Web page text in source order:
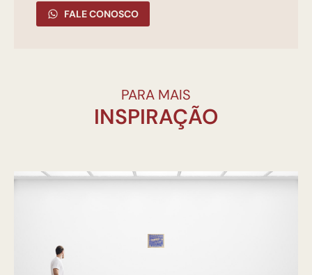
FALE CONOSCO
PARA MAIS
INSPIRAÇÃO